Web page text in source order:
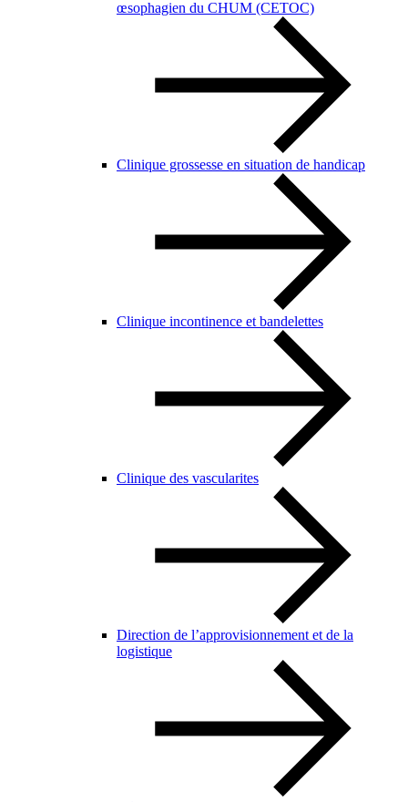
œsophagien du CHUM (CETOC)
Clinique grossesse en situation de handicap
Clinique incontinence et bandelettes
Clinique des vascularites
Direction de l’approvisionnement et de la
logistique